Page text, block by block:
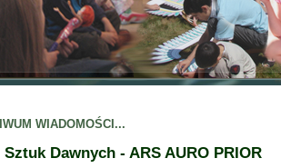
WIADOMOŚCI...
Dawnych - ARS AURO PRIOR